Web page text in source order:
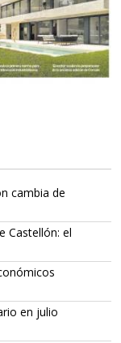
cambia de
Castellón: el
en julio